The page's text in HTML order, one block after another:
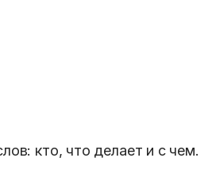
кто, что делает и с чем.